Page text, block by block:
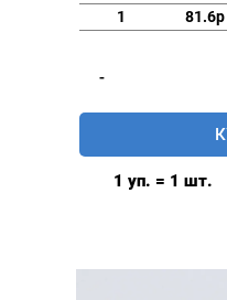
1 81.6р
-
1 уп. = 1 шт.